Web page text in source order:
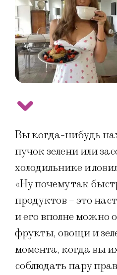
Вы когда-нибудь
пучок зелени или
холодильнике и
«Ну почему так
продуктов – это
и его вполне можно
фрукты, овощи и
момента, когда вы
соблюдать пару